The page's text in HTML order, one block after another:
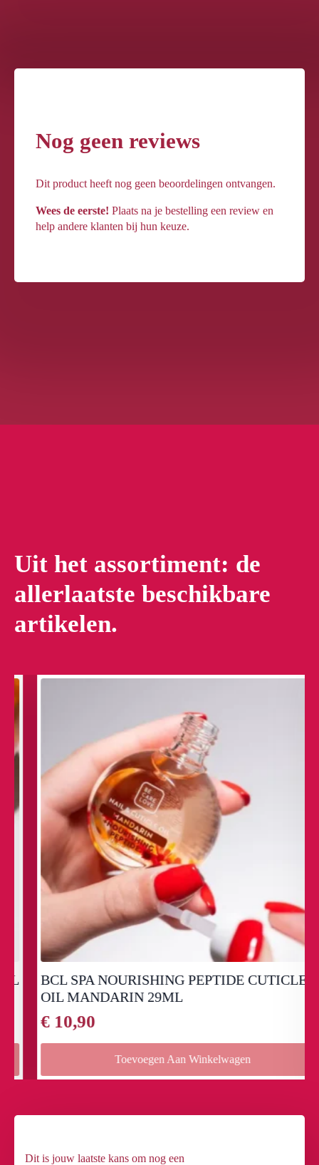
Nog geen reviews
Dit product heeft nog geen beoordelingen ontvangen.
Wees de eerste! Plaats na je bestelling een review en
help andere klanten bij hun keuze.
Uit het assortiment: de
allerlaatste beschikbare
artikelen.
BCL SPA NOURISHING PEPTIDE CUTICLE
OIL MANDARIN 29ML
10,90
Toevoegen Aan Winkelwagen
Dit is jouw laatste kans om nog een